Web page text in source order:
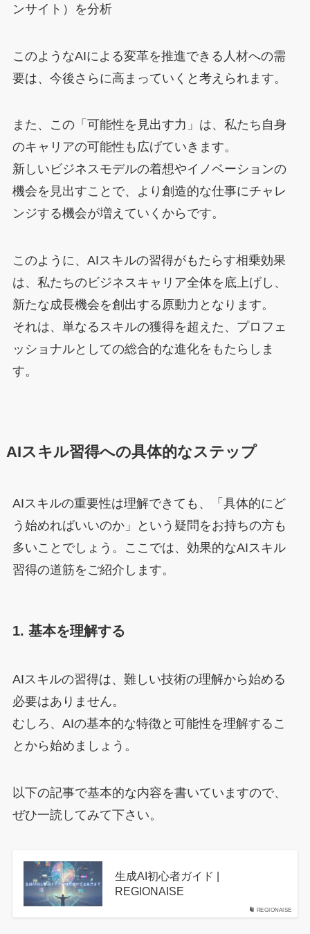
ンサイト）を分析
このようなAIによる変革を推進できる人材への需
要は、今後さらに高まっていくと考えられます。
また、この「可能性を見出す力」は、私たち自身
のキャリアの可能性も広げていきます。
新しいビジネスモデルの着想やイノベーションの
機会を見出すことで、より創造的な仕事にチャレ
ンジする機会が増えていくからです。
このように、AIスキルの習得がもたらす相乗効果
は、私たちのビジネスキャリア全体を底上げし、
新たな成長機会を創出する原動力となります。
それは、単なるスキルの獲得を超えた、プロフェ
ッショナルとしての総合的な進化をもたらしま
す。
AIスキル習得への具体的なステップ
AIスキルの重要性は理解できても、「具体的にど
う始めればいいのか」という疑問をお持ちの方も
多いことでしょう。ここでは、効果的なAIスキル
習得の道筋をご紹介します。
1. 基本を理解する
AIスキルの習得は、難しい技術の理解から始める
必要はありません。
むしろ、AIの基本的な特徴と可能性を理解するこ
とから始めましょう。
以下の記事で基本的な内容を書いていますので、
ぜひ一読してみて下さい。
REGIONAISE
生成AI初心者ガイド |
REGIONAISE